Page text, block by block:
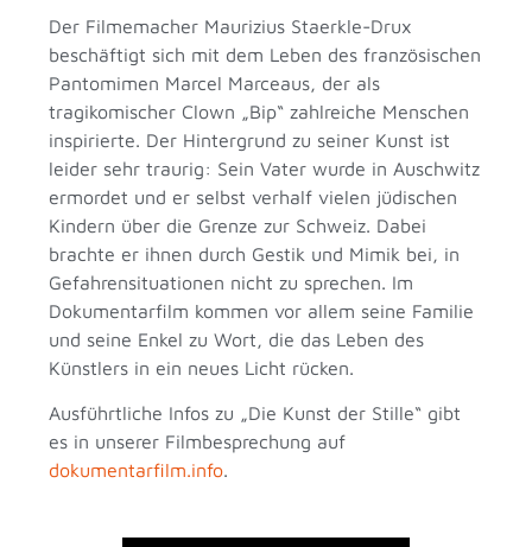
Der Filmemacher Maurizius Staerkle-Drux
beschäftigt sich mit dem Leben des französischen
Pantomimen Marcel Marceaus, der als
tragikomischer Clown „Bip“ zahlreiche Menschen
inspirierte. Der Hintergrund zu seiner Kunst ist
leider sehr traurig: Sein Vater wurde in Auschwitz
ermordet und er selbst verhalf vielen jüdischen
Kindern über die Grenze zur Schweiz. Dabei
brachte er ihnen durch Gestik und Mimik bei, in
Gefahrensituationen nicht zu sprechen. Im
Dokumentarfilm kommen vor allem seine Familie
und seine Enkel zu Wort, die das Leben des
Künstlers in ein neues Licht rücken.
Ausführtliche Infos zu „Die Kunst der Stille“ gibt
es in unserer Filmbesprechung auf
dokumentarfilm.info.